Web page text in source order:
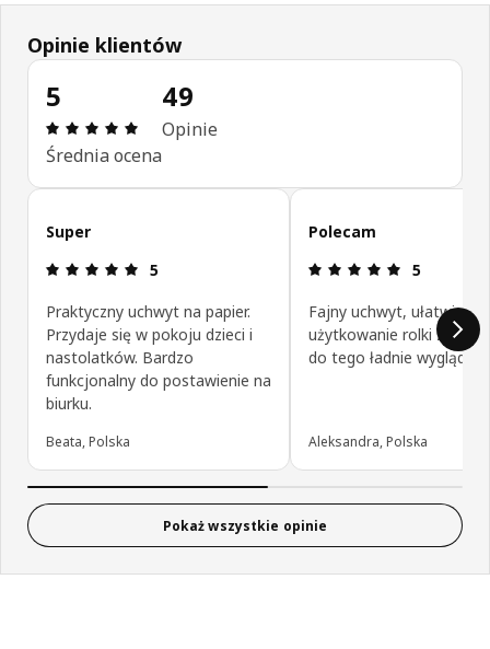
Opinie klientów
5
Opinia: 5 na 5 gwiazdki. Recenzje ogółem: 49
Średnia ocena
49
Opinie
Pomiń opinie klientów
Super
Opinia: 5 na 5 gwiazdki.
5
Praktyczny uchwyt na papier.
Przydaje się w pokoju dzieci i
nastolatków. Bardzo
funkcjonalny do postawienie na
biurku.
Beata, Polska
Polecam
Opinia: 5
5
Fajny uchwyt, ułatwia
użytkowanie rolki z
do tego ładnie wygląda.
Aleksandra, Polska
Pokaż wszystkie opinie